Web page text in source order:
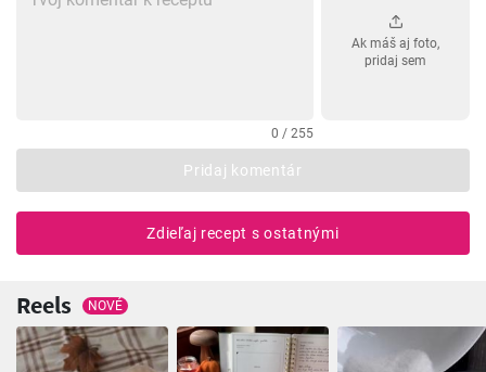
0 / 255
Ak máš aj foto,
pridaj sem
Pridaj komentár
Zdieľaj recept s ostatnými
Reels NOVÉ